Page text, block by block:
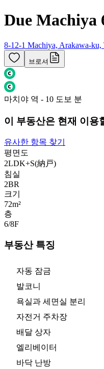
Due Machiya
8-12-1 Machiya, Arakawa-ku,
브로셔
마치야 역 - 10 도보 분
이 부동산은 현재 이용
유사한 항목 찾기
평면도
2LDK+S(納戸)
침실
2BR
크기
72m²
층
6/8F
부동산 특징
자동 잠금
발코니
욕실과 세면실 분리
자전거 주차장
배달 상자
엘리베이터
바닥 난방